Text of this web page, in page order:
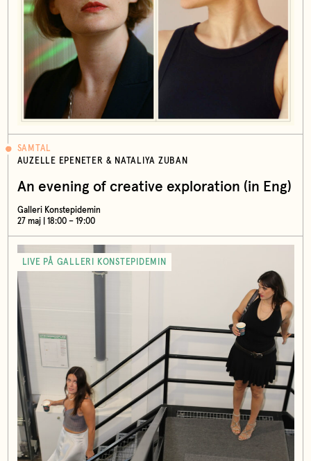
SAMTAL
AUZELLE EPENETER & NATALIYA ZUBAN
An evening of creative exploration (in Eng)
Galleri Konstepidemin
27 maj | 18:00 – 19:00
LIVE PÅ GALLERI KONSTEPIDEMIN